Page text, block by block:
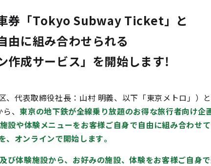
券「Tokyo Subway Ticket」と
由に組み合わせられる
作成サービス」を開始します!
、代表取締役社長：山村 明義、以下「東京メトロ」）
ら、東京の地下鉄が全線乗り放題のお得な旅行者向け企
や体験メニューをお客様ご自身で自由に組み合わせ
オンラインで開始します。
び体験施設から、お好みの施設、体験をお客様ご自身